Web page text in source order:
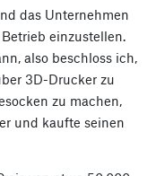
das Unternehmen
einzustellen.
also beschloss ich,
3D-Drucker zu
zu machen,
und kaufte seinen